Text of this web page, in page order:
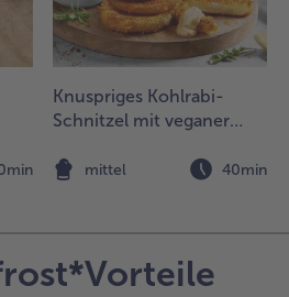
Knuspriges Kohlrabi-
Schnitzel mit veganer
mittel 40min